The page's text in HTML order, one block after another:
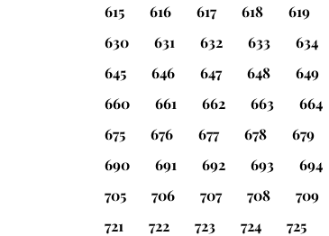
615
616 617 618 619
630
631 632 633 634
645
646 647 648 649
660
661 662 663 664
675
676 677 678 679
690
691 692 693 694
705
706 707 708 709
721
722 723 724 725